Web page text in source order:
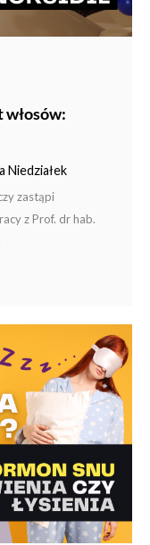
Niedziałek
zastąpi
z Prof. dr hab.